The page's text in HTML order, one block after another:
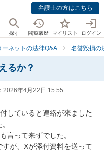
弁護士の方はこちら
探す 閲覧履歴 マイリスト ログイン
ーネットの法律Q&A 名誉毀損の
るか？
2026年4月22日 15:55
していると連絡が来ました
言って来ずでした。
が、Xが添付資料を送って